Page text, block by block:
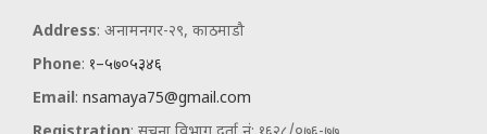
Address: अनामनगर-२९, काठमाडौ
Phone: १–५७०५३४६
Email: nsamaya75@gmail.com